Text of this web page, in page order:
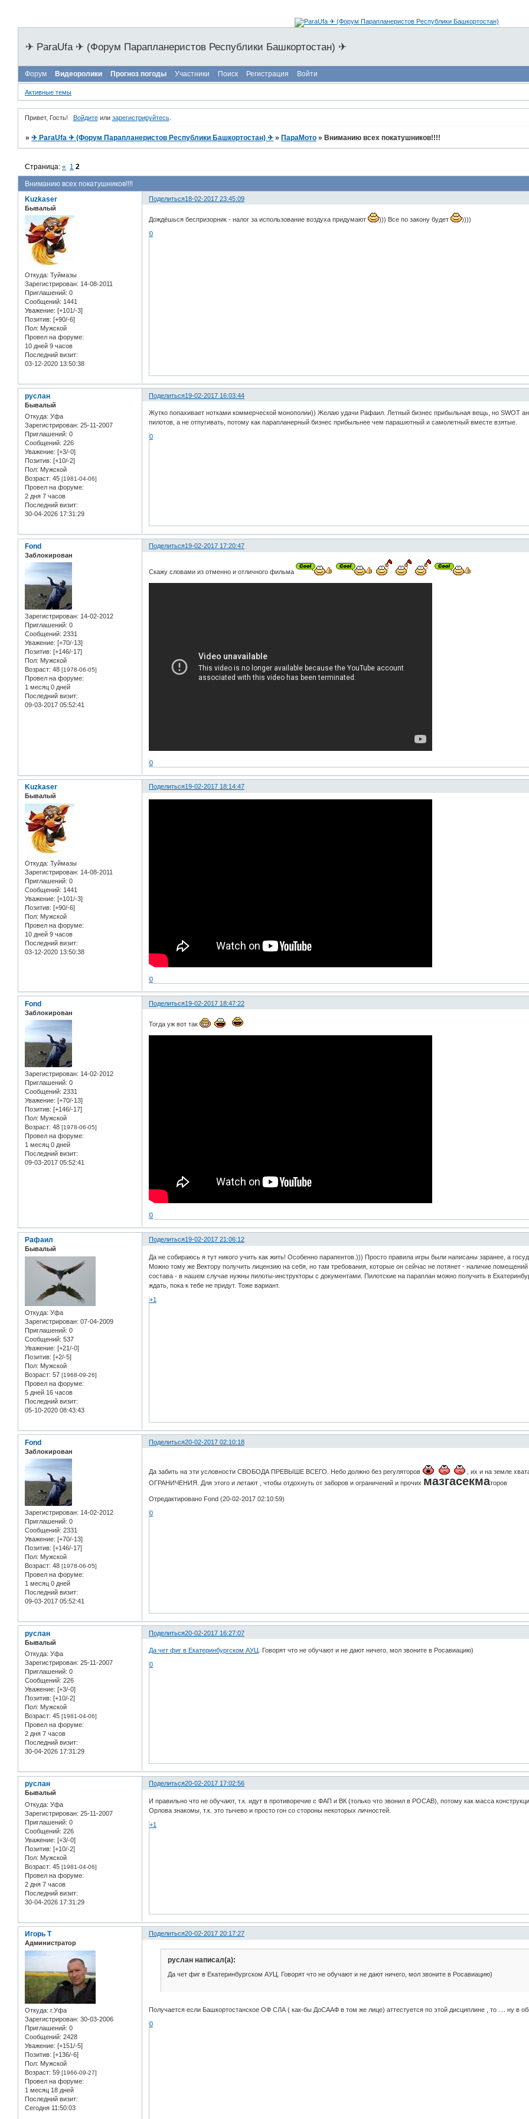
✈ ParaUfa ✈ (Форум Парапланеристов Республики Башкортостан) ✈
Форум Видеоролики Прогноз погоды Участники Поиск Регистрация Войти
Активные темы
Привет, Гость! Войдитеили зарегистрируйтесь.
»✈ ParaUfa ✈ (Форум Парапланеристов Республики Башкортостан) ✈ » ПараМото » Вниманию всех покатушников!!!!
Вниманию всех покатушников!!!!
Страница:« 1 2
Поделиться18-02-2017 23:45:09
Kuzkaser
Бывалый
Откуда: Туймазы
Зарегистрирован: 14-08-2011
Приглашений: 0
Сообщений: 1441
Уважение: [+101/-3]
Позитив: [+90/-6]
Пол: Мужской
Провел на форуме:
10 дней 9 часов
Последний визит:
03-12-2020 13:50:38
Дождёшься беспризорник - налог за использование воздуха придумают ))) Все по закону будет
))))
0
Поделиться19-02-2017 16:03:44
руслан
Бывалый
Откуда: Уфа
Зарегистрирован: 25-11-2007
Приглашений: 0
Сообщений: 226
Уважение: [+3/-0]
Позитив: [+10/-2]
Пол: Мужской
Возраст: 45 [1981-04-06]
Провел на форуме:
2 дня 7 часов
Последний визит:
30-04-2026 17:31:29
Жутко попахивает нотками коммерческой монополии)) Желаю удачи Рафаил. Летный бизнес прибыльная вещь, но SWOT
пилотов, а не отпугивать, потому как парапланерный бизнес прибыльнее чем парашютный и самолетный вместе взятые.
0
Поделиться19-02-2017 17:20:47
Fond
Заблокирован
Зарегистрирован: 14-02-2012
Приглашений: 0
Сообщений: 2331
Уважение: [+70/-13]
Позитив: [+146/-17]
Пол: Мужской
Возраст: 48 [1978-06-05]
Провел на форуме:
1 месяц 0 дней
Последний визит:
09-03-2017 05:52:41
Скажу словами из отменно и отличного фильма
0
Поделиться19-02-2017 18:14:47
Kuzkaser
Бывалый
Откуда: Туймазы
Зарегистрирован: 14-08-2011
Приглашений: 0
Сообщений: 1441
Уважение: [+101/-3]
Позитив: [+90/-6]
Пол: Мужской
Провел на форуме:
10 дней 9 часов
Последний визит:
03-12-2020 13:50:38
0
Поделиться19-02-2017 18:47:22
Fond
Заблокирован
Зарегистрирован: 14-02-2012
Приглашений: 0
Сообщений: 2331
Уважение: [+70/-13]
Позитив: [+146/-17]
Пол: Мужской
Возраст: 48 [1978-06-05]
Провел на форуме:
1 месяц 0 дней
Последний визит:
09-03-2017 05:52:41
Тогда уж вот так
0
Поделиться19-02-2017 21:06:12
Рафаил
Бывалый
Откуда: Уфа
Зарегистрирован: 07-04-2009
Приглашений: 0
Сообщений: 537
Уважение: [+21/-0]
Позитив: [+2/-5]
Пол: Мужской
Возраст: 57 [1968-09-26]
Провел на форуме:
5 дней 16 часов
Последний визит:
05-10-2020 08:43:43
Да не собираюсь я тут никого учить как жить! Особенно парапентов.))) Просто правила игры были написаны заранее, а
Можно тому же Вектору получить лицензию на себя, но там требования, которые он сейчас не потянет - наличие
состава - в нашем случае нужны пилоты-инструкторы с документами. Пилотские на параплан можно получить в
ждать, пока к тебе не придут. Тоже вариант.
+1
Поделиться20-02-2017 02:10:18
Fond
Заблокирован
Зарегистрирован: 14-02-2012
Приглашений: 0
Сообщений: 2331
Уважение: [+70/-13]
Позитив: [+146/-17]
Пол: Мужской
Возраст: 48 [1978-06-05]
Провел на форуме:
1 месяц 0 дней
Последний визит:
09-03-2017 05:52:41
Да забить на эти условности СВОБОДА ПРЕВЫШЕ ВСЕГО. Небо должно без регуляторов
, их и на земле
ОГРАНИЧЕНИЯ. Для этого и летают , чтобы отдохнуть от заборов и ограничений и прочих мазгасекматоров
Отредактировано Fond (20-02-2017 02:10:59)
0
Поделиться20-02-2017 16:27:07
руслан
Бывалый
Откуда: Уфа
Зарегистрирован: 25-11-2007
Приглашений: 0
Сообщений: 226
Уважение: [+3/-0]
Позитив: [+10/-2]
Пол: Мужской
Возраст: 45 [1981-04-06]
Провел на форуме:
2 дня 7 часов
Последний визит:
30-04-2026 17:31:29
Да чет фиг в Екатеринбургском АУЦ
. Говорят что не обучают и не дают ничего, мол звоните в Росавиацию)
0
Поделиться20-02-2017 17:02:56
руслан
Бывалый
Откуда: Уфа
Зарегистрирован: 25-11-2007
Приглашений: 0
Сообщений: 226
Уважение: [+3/-0]
Позитив: [+10/-2]
Пол: Мужской
Возраст: 45 [1981-04-06]
Провел на форуме:
2 дня 7 часов
Последний визит:
30-04-2026 17:31:29
И правильно что не обучают, т.к. идут в противоречие с ФАП и ВК (только что звонил в РОСАВ), потому как масса
Орлова знакомы, т.к. это тычево и просто гон со стороны некоторых личностей.
+1
Поделиться20-02-2017 20:17:27
Игорь Т
Администратор
Откуда: г.Уфа
Зарегистрирован: 30-03-2006
Приглашений: 0
Сообщений: 2428
Уважение: [+151/-5]
Позитив: [+136/-6]
Пол: Мужской
Возраст: 59 [1966-09-27]
Провел на форуме:
1 месяц 18 дней
Последний визит:
Сегодня 11:50:03
руслан написал(а):
Да чет фиг в Екатеринбургском АУЦ. Говорят что не обучают и не дают ничего, мол звоните в Росавиацию)
Получается если Башкортостанское ОФ СЛА ( как-бы ДоСААФ в том же лице) аттестуется по этой дисциплине , то .... ну в
0